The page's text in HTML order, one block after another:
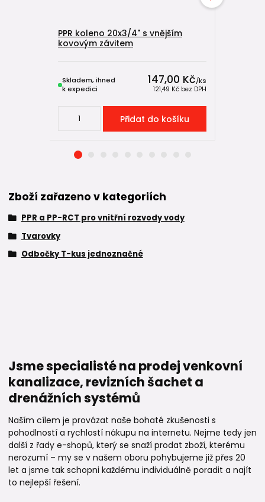
PPR koleno 20x3/4" s vnějším
kovovým závitem
147,00 Kč/ks
121,49 Kč bez DPH
Skladem, ihned
k expedici
Přidat do košíku
Zboží zařazeno v kategoriích
PPR a PP-RCT pro vnitřní rozvody vody
Tvarovky
Odbočky T-kus jednoznačné
Jsme specialisté na prodej venkovní
kanalizace, revizních šachet a
drenážních systémů
Naším cílem je provázat naše bohaté zkušenosti s
pohodlností a rychlostí nákupu na internetu. Nejme tedy jen
další z řady e-shopů, který se snaží prodat zboží, kterému
nerozumí – my se v našem oboru pohybujeme již přes 20
let a jsme tak schopni každému individuálně poradit a najít
to nejlepší řešení.